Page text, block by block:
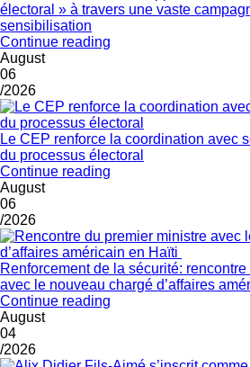
électoral » à travers une vaste
sensibilisation
Continue reading
August
06
/2026
Le CEP renforce la coordination avec
du processus électoral
Continue reading
August
06
/2026
Renforcement de la sécurité:
avec le nouveau chargé d’affaires
Continue reading
August
04
/2026